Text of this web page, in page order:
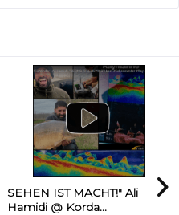
SEHEN IST MACHT!" Ali
Hamidi @ Korda...